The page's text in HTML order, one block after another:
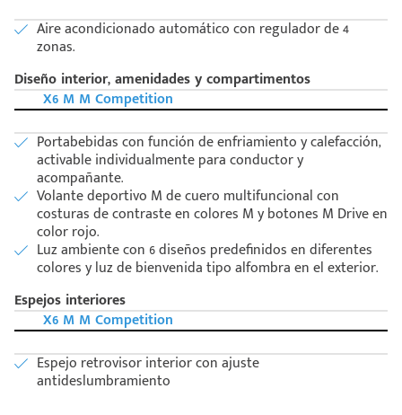
Aire acondicionado automático con regulador de 4
zonas.
Diseño interior, amenidades y compartimentos
X6 M M Competition
Portabebidas con función de enfriamiento y calefacción,
activable individualmente para conductor y
acompañante.
Volante deportivo M de cuero multifuncional con
costuras de contraste en colores M y botones M Drive en
color rojo.
Luz ambiente con 6 diseños predefinidos en diferentes
colores y luz de bienvenida tipo alfombra en el exterior.
Espejos interiores
X6 M M Competition
Espejo retrovisor interior con ajuste
antideslumbramiento